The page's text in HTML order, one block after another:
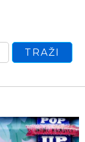
TRAŽI